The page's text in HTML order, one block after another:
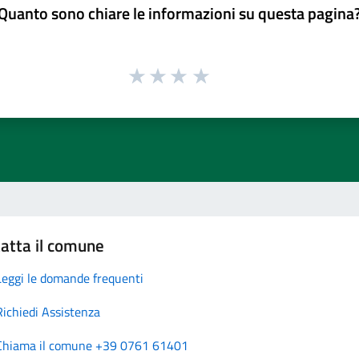
sono chiare le informazioni su questa
il comune
le domande frequenti
Assistenza
il comune +39 0761 61401